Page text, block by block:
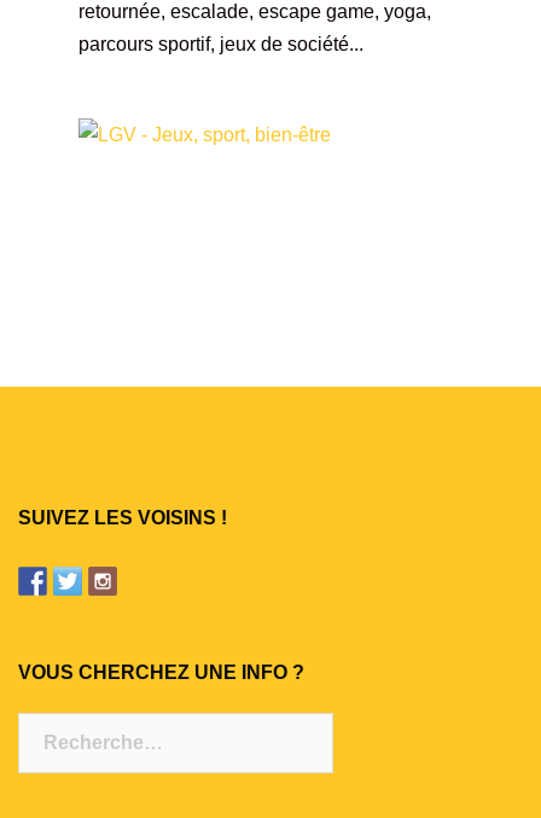
retournée, escalade, escape game, yoga,
parcours sportif, jeux de société...
SUIVEZ LES VOISINS !
VOUS CHERCHEZ UNE INFO ?